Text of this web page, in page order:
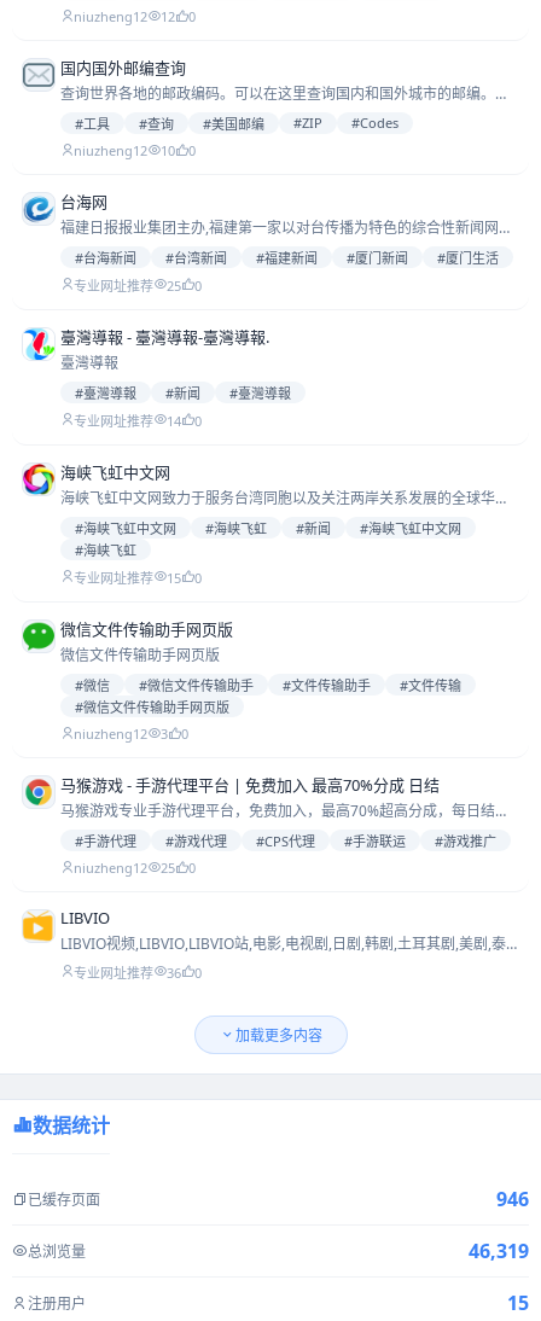
niuzheng12
12 0
国内国外邮编查询
查询世界各地的邮政编码。可以在这里查询国内和国外城市的邮编。您
可以通过城市名称查询邮编，或者通过邮编号码查询对应的城市，还可
以在地图上查看邮编所在城市的位置。可以查询美国邮编（ZIP Codes）
以及
#工具 #查询 #美国邮编 #ZIP
#Codes
niuzheng12
10 0
台海网
福建日报报业集团主办,福建第一家以对台传播为特色的综合性新闻网
站，突出对台传播特色，搭建海峡两岸交流良性互动平台！全力打造两
岸新闻资讯门户、厦门生活资讯门户！总部设在厦门，由海峡在线传媒
（厦门）有限公
#台海新闻 #台湾新闻 #福建新闻 #厦门新闻
#厦门生活
专业网址推荐
25 0
臺灣導報 - 臺灣導報-臺灣導報.
臺灣導報
#臺灣導報 #新闻
#臺灣導報
专业网址推荐
14 0
海峡飞虹中文网
海峡飞虹中文网致力于服务台湾同胞以及关注两岸关系发展的全球华
人。网站以涉台报道为特色，通过资讯、视频、音频及其它多媒体形
式，全面展现两岸交流盛况，关注两岸的发展与美好未来。
#海峡飞虹中文网 #海峡飞虹 #新闻
#海峡飞虹中文网
#海峡飞虹
专业网址推荐
15 0
微信文件传输助手网页版
微信文件传输助手网页版
#微信 #微信文件传输助手 #文件传输助手
#文件传输
#微信文件传输助手网页版
niuzheng12
3 0
马猴游戏 - 手游代理平台 | 免费加入 最高70%分成 日结
马猴游戏专业手游代理平台，免费加入，最高70%超高分成，每日结
算，海量热门手游资源，零门槛开启游戏代理创业之路。
#手游代理 #游戏代理 #CPS代理 #手游联运
#游戏推广
niuzheng12
25 0
LIBVIO
LIBVIO视频,LIBVIO,LIBVIO站,电影,电视剧,日剧,韩剧,土耳其剧,美剧,泰
剧,韩综,动漫,在线观看
专业网址推荐 36 0
加载更多内容
数据统计
已缓存页面 946
总浏览量 46,319
注册用户 15